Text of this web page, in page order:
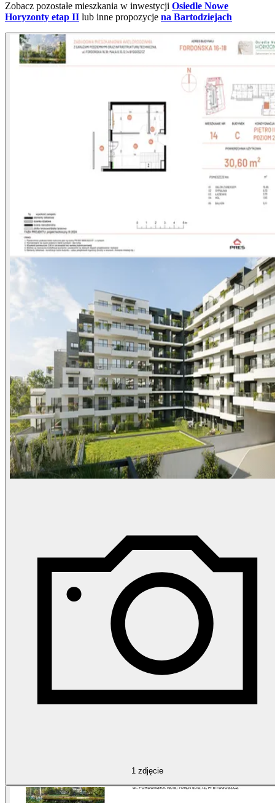
Zobacz pozostałe mieszkania w inwestycji Osiedle Nowe
Horyzonty etap II lub inne propozycje na Bartodziejach
1 zdjęcie